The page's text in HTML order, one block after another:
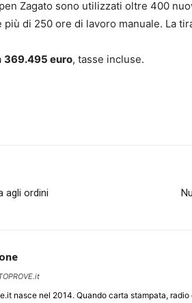
Zagato sono utilizzati oltre 400
di 250 ore di lavoro manuale. La
369.495 euro, tasse incluse.
agli ordini
nasce nel 2014. Quando carta stampata,